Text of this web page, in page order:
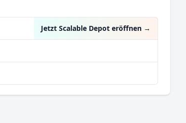
Jetzt Scalable Depot eröffnen →